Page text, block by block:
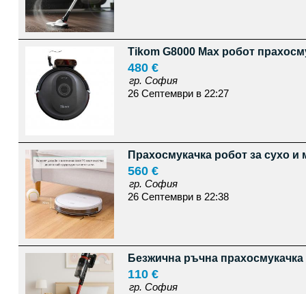
Tikom G8000 Max робот
480 €
гр. София
26 Септември в 22:27
Прахосмукачка робот за сухо
560 €
гр. София
26 Септември в 22:38
Безжична ръчна прахосмукачка
110 €
гр. София